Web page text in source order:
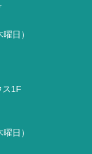
日）
ス1F
日）